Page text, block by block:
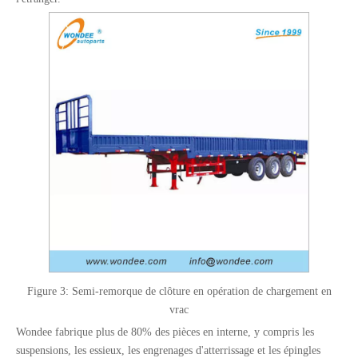
Figure 3: Semi-remorque de clôture en opération de chargement en
vrac
Wondee fabrique plus de 80% des pièces en interne, y compris les
suspensions, les essieux, les engrenages d'atterrissage et les épingles